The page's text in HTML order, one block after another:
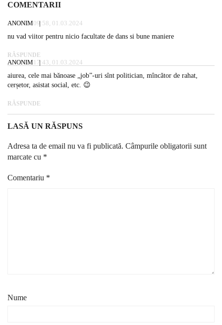
COMENTARII
ANONIM09:58, 01.03.2024
nu vad viitor pentru nicio facultate de dans si bune maniere
RĂSPUNDE
ANONIM 17:43, 01.03.2024
aiurea, cele mai bănoase „job”-uri sînt politician, mîncător de rahat,
cerșetor, asistat social, etc. 😉
RĂSPUNDE
LASĂ UN RĂSPUNS
Adresa ta de email nu va fi publicată. Câmpurile obligatorii sunt
marcate cu *
Comentariu *
Nume